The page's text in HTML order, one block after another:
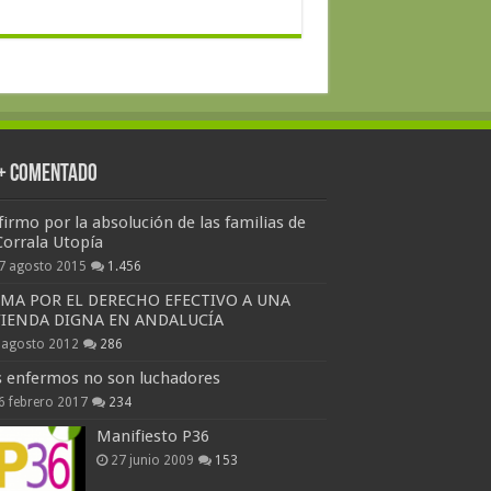
Comentado
por la absolución de las familias de
Utopía
agosto 2015 1.456
POR EL DERECHO EFECTIVO A UNA
DIGNA EN ANDALUCÍA
2012 286
enfermos no son luchadores
febrero 2017 234
Manifiesto P36
27 junio 2009 153